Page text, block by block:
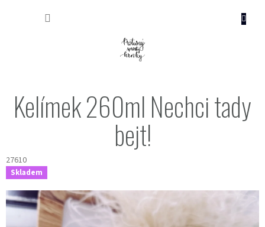
Kelímek 260ml Nechci tady
bejt!
27610
Skladem